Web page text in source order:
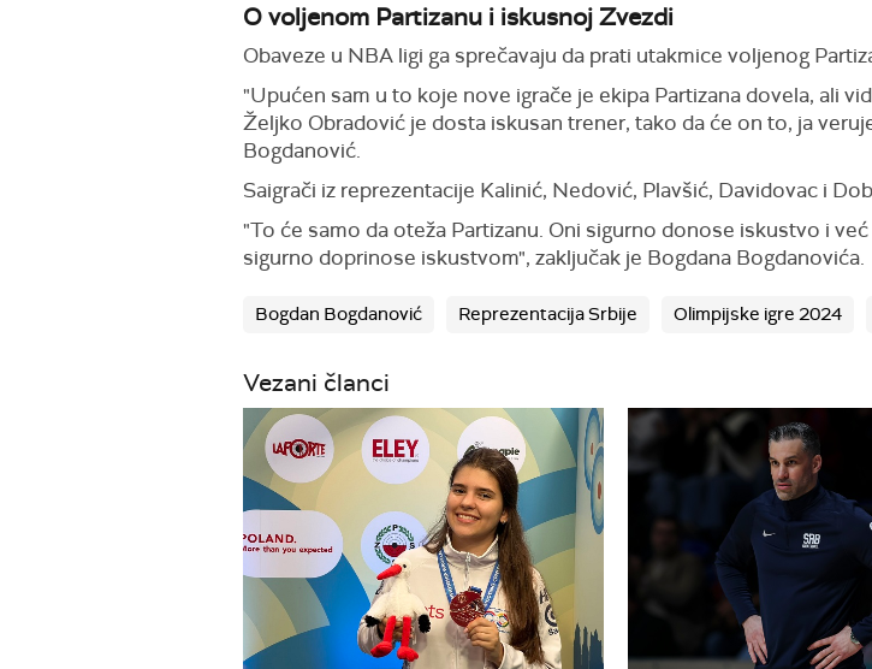
O voljenom Partizanu i iskusnoj Zvezdi
Obaveze u NBA ligi ga sprečavaju da prati utakmice voljenog
"Upućen sam u to koje nove igrače je ekipa Partizana dovela, ali
Željko Obradović je dosta iskusan trener, tako da će on to, ja
Bogdanović.
Saigrači iz reprezentacije Kalinić, Nedović, Plavšić, Davidovac i
"To će samo da oteža Partizanu. Oni sigurno donose iskustvo i
sigurno doprinose iskustvom", zaključak je Bogdana Bogdanovića.
Bogdan Bogdanović Reprezentacija Srbije Olimpijske igre 2024
Vezani članci